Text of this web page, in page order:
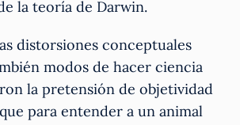
la teoría de Darwin.
distorsiones conceptuales
modos de hacer ciencia
la pretensión de objetividad
para entender a un animal